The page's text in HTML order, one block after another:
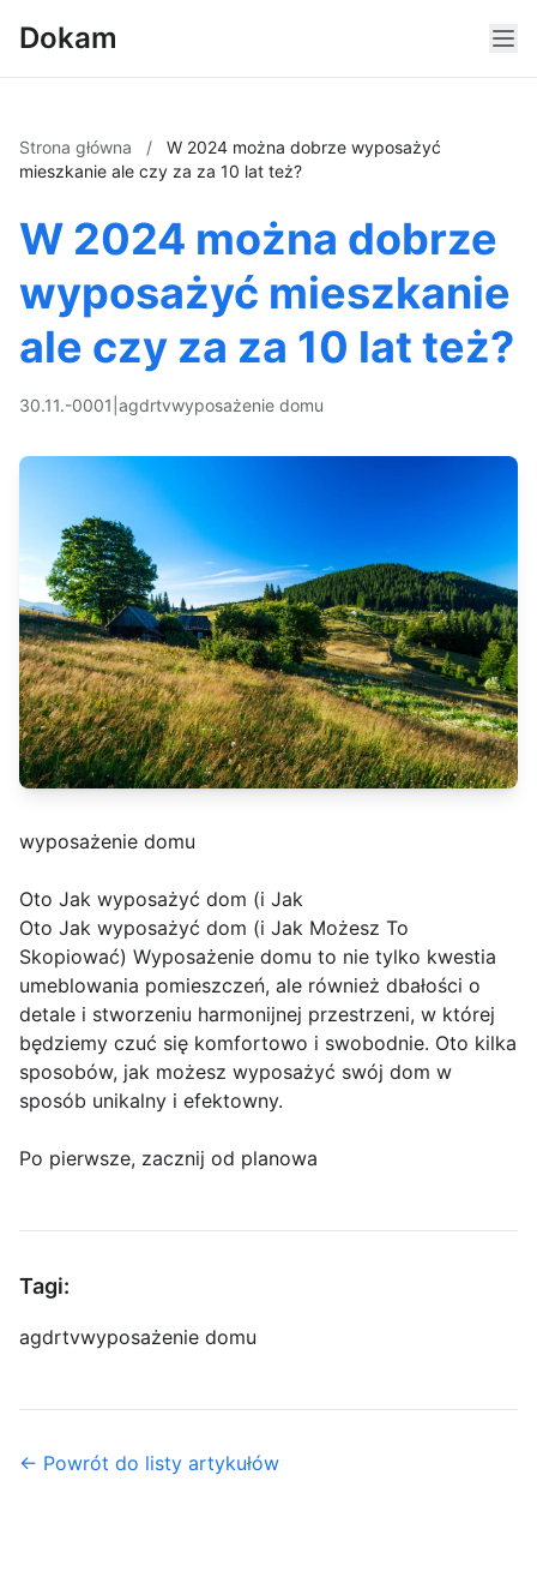
Dokam
Strona główna /
W 2024 można dobrze wyposażyć
mieszkanie ale czy za za 10 lat też?
W 2024 można dobrze
wyposażyć mieszkanie
ale czy za za 10 lat też?
30.11.-0001 agdrtvwyposażenie domu
wyposażenie domu
Oto Jak wyposażyć dom (i Jak
Oto Jak wyposażyć dom (i Jak Możesz To
Skopiować) Wyposażenie domu to nie tylko kwestia
umeblowania pomieszczeń, ale również dbałości o
detale i stworzeniu harmonijnej przestrzeni, w której
będziemy czuć się komfortowo i swobodnie. Oto kilka
sposobów, jak możesz wyposażyć swój dom w
sposób unikalny i efektowny.
Po pierwsze, zacznij od planowa
Tagi:
agdrtvwyposażenie domu
← Powrót do listy artykułów